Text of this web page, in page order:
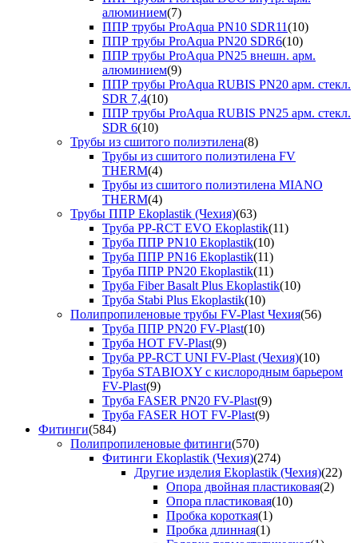
алюминием(7)
ППР трубы ProAqua PN10 SDR11(10)
ППР трубы ProAqua PN20 SDR6(10)
ППР трубы ProAqua PN25 внешн. арм.
алюминием(9)
ППР трубы ProAqua RUBIS PN20 арм. стекл.
SDR 7,4(10)
ППР трубы ProAqua RUBIS PN25 арм. стекл.
SDR 6(10)
Трубы из сшитого полиэтилена(8)
Трубы из сшитого полиэтилена FV
THERM(4)
Трубы из сшитого полиэтилена MIANO
THERM(4)
Трубы ППР Ekoplastik (Чехия)(63)
Труба PP-RCT EVO Ekoplastik(11)
Труба ППР PN10 Ekoplastik(10)
Труба ППР PN16 Ekoplastik(11)
Труба ППР PN20 Ekoplastik(11)
Труба Fiber Basalt Plus Ekoplastik(10)
Труба Stabi Plus Ekoplastik(10)
Полипропиленовые трубы FV-Plast Чехия(56)
Труба ППР PN20 FV-Plast(10)
Труба HOT FV-Plast(9)
Труба PP-RCT UNI FV-Plast (Чехия)(10)
Труба STABIOXY с кислородным барьером
FV-Plast(9)
Труба FASER PN20 FV-Plast(9)
Труба FASER HOT FV-Plast(9)
Фитинги(584)
Полипропиленовые фитинги(570)
Фитинги Ekoplastik (Чехия)(274)
Другие изделия Ekoplastik (Чехия)(22)
Опора двойная пластиковая(2)
Опора пластиковая(10)
Пробка короткая(1)
Пробка длинная(1)